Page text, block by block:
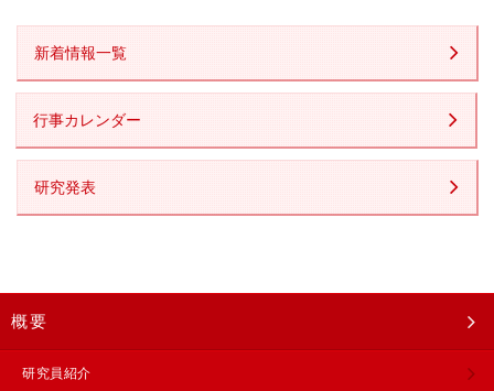
新着情報一覧
行事カレンダー
研究発表
概要
研究員紹介